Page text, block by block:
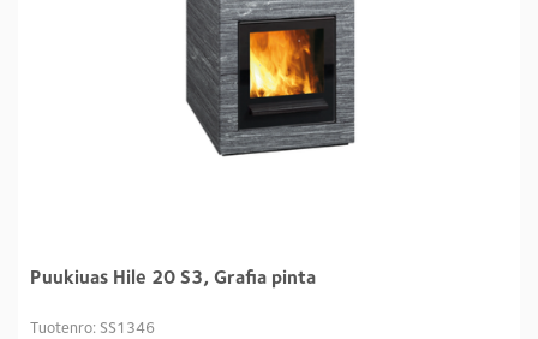
Puukiuas Hile 20 S3, Grafia pinta
Tuotenro: SS1346